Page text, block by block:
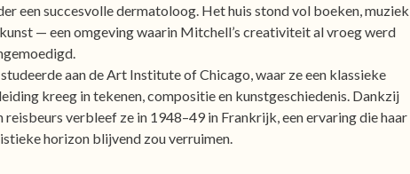
een succesvolle dermatoloog. Het huis stond vol boeken, muziek
— een omgeving waarin Mitchell’s creativiteit al vroeg werd
aan de Art Institute of Chicago, waar ze een klassieke
kreeg in tekenen, compositie en kunstgeschiedenis. Dankzij
reisbeurs verbleef ze in 1948–49 in Frankrijk, een ervaring die haar
horizon blijvend zou verruimen.